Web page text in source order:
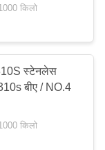
शीट
16
किलो
स्टेनलेस
बीए / NO.4
किलो